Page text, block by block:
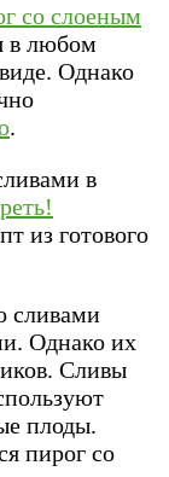
со слоеным
в любом
Однако
.
в
сливами
Однако их
Сливы
плоды.
пирог со